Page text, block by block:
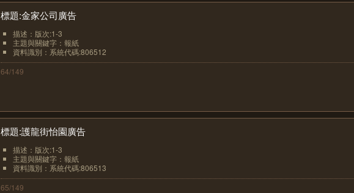
標題:金家公司廣告
描述：版次:1-3
主題與關鍵字：報紙
資料識別：系統代碼:806512
64/149
標題:護龍街怡園廣告
描述：版次:1-3
主題與關鍵字：報紙
資料識別：系統代碼:806513
65/149